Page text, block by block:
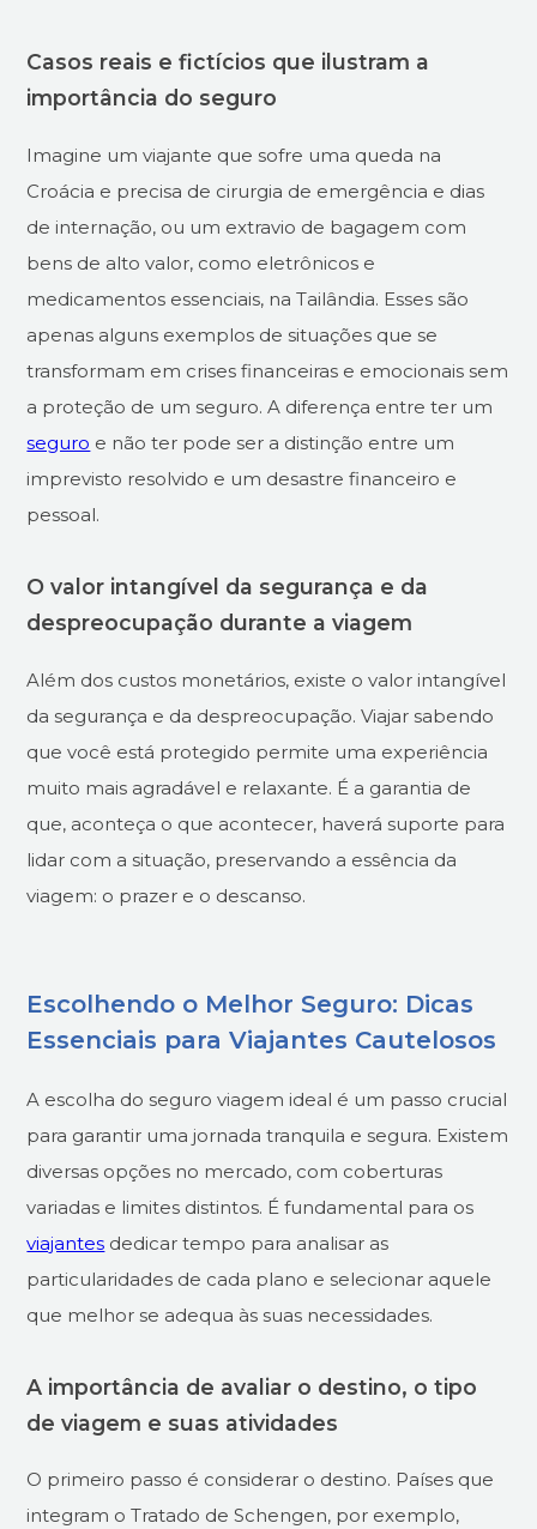
Casos reais e fictícios que ilustram a
importância do seguro
Imagine um viajante que sofre uma queda na
Croácia e precisa de cirurgia de emergência e dias
de internação, ou um extravio de bagagem com
bens de alto valor, como eletrônicos e
medicamentos essenciais, na Tailândia. Esses são
apenas alguns exemplos de situações que se
transformam em crises financeiras e emocionais sem
a proteção de um seguro. A diferença entre ter um
seguro e não ter pode ser a distinção entre um
imprevisto resolvido e um desastre financeiro e
pessoal.
O valor intangível da segurança e da
despreocupação durante a viagem
Além dos custos monetários, existe o valor intangível
da segurança e da despreocupação. Viajar sabendo
que você está protegido permite uma experiência
muito mais agradável e relaxante. É a garantia de
que, aconteça o que acontecer, haverá suporte para
lidar com a situação, preservando a essência da
viagem: o prazer e o descanso.
Escolhendo o Melhor Seguro: Dicas
Essenciais para Viajantes Cautelosos
A escolha do seguro viagem ideal é um passo crucial
para garantir uma jornada tranquila e segura. Existem
diversas opções no mercado, com coberturas
variadas e limites distintos. É fundamental para os
viajantes dedicar tempo para analisar as
particularidades de cada plano e selecionar aquele
que melhor se adequa às suas necessidades.
A importância de avaliar o destino, o tipo
de viagem e suas atividades
O primeiro passo é considerar o destino. Países que
integram o Tratado de Schengen, por exemplo,